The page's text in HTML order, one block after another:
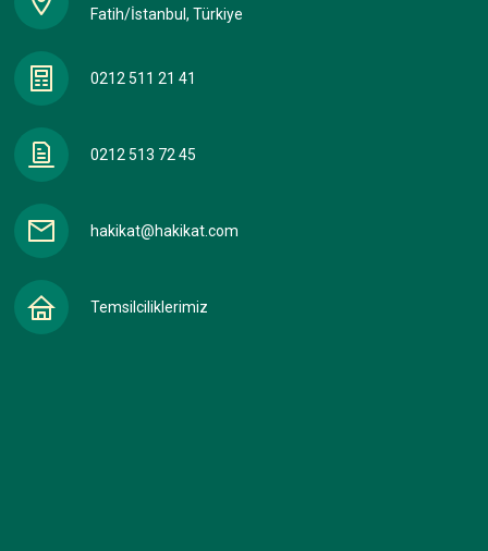
Fatih/İstanbul, Türkiye
0212 511 21 41
0212 513 72 45
hakikat@hakikat.com
Temsilciliklerimiz